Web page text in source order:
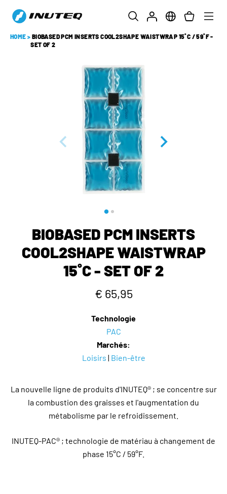
HOME > BIOBASED PCM INSERTS COOL2SHAPE WAISTWRAP 15˚C / 59˚F -
SET OF 2
BIOBASED PCM INSERTS
COOL2SHAPE WAISTWRAP
15˚C - SET OF 2
€ 65,95
Technologie
PAC
Marchés:
Loisirs | Bien-être
La nouvelle ligne de produits d'INUTEQ® ; se concentre sur
la combustion des graisses et l'augmentation du
métabolisme par le refroidissement.
INUTEQ-PAC® ; technologie de matériau à changement de
phase 15°C / 59°F.